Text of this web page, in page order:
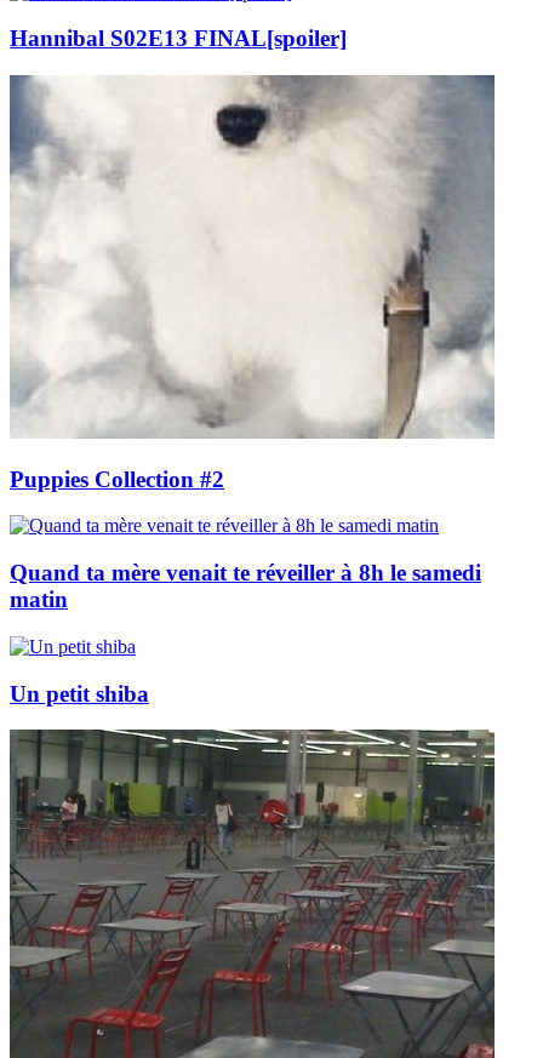
Hannibal S02E13 FINAL[spoiler]
Puppies Collection #2
Quand ta mère venait te réveiller à 8h le samedi
matin
Un petit shiba